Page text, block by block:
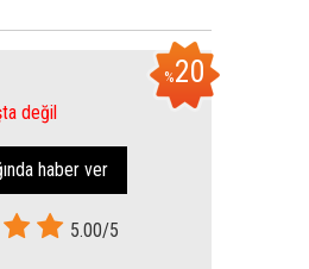
%20
değil
haber ver
5.00/5